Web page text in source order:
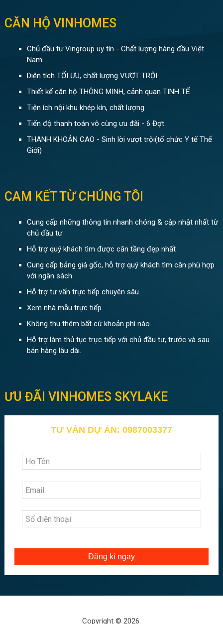
CĂN HỘ VINHOMES
Chủ đầu tư Vingroup uy tín - Chất lượng hàng đầu Việt
Nam
Diện tích TỐI ƯU, chất lượng VƯỢT TRỘI
Thiết kế căn hộ THÔNG MINH, cảnh quan TINH TẾ
Tiện ích nội khu khép kín, chất lượng
Tiến độ thanh toán vô cùng ưu đãi - 6 Đợt
THANH KHOẢN CAO - Sinh lời vượt trội(tổ chức Y tế Thế
Giới)
CAM KẾT TỪ CHÚNG TÔI
Cung cấp những thông tin nhanh chóng & cập nhật nhất từ
chủ đầu tư
Hỗ trợ quý khách tìm được căn tầng đẹp nhất
Cung cấp bảng giá gốc, hỗ trợ quý khách tìm căn phù hợp
với ngân sách
Hỗ trợ tư vấn trực tiếp chuyên sâu
Xem nhà mẫu trực tiếp
Không thu thêm bất cứ khoản phí nào.
Hỗ trợ làm thủ tục trực tiếp với chủ đầu tư, trước và sau
bán hàng lâu dài.
ƯU ĐÃI VINHOMES SKYLAKE
TƯ VẤN DỰ ÁN: 0987003377
Đăng kí ngay
Copyright © 2026.